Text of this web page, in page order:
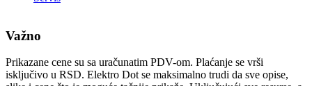
Važno
Prikazane cene su sa uračunatim PDV-om. Plaćanje se vrši
isključivo u RSD. Elektro Dot se maksimalno trudi da sve opise,